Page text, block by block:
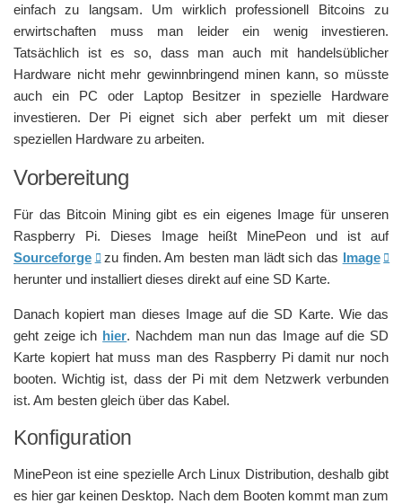
einfach zu langsam. Um wirklich professionell Bitcoins zu
erwirtschaften muss man leider ein wenig investieren.
Tatsächlich ist es so, dass man auch mit handelsüblicher
Hardware nicht mehr gewinnbringend minen kann, so müsste
auch ein PC oder Laptop Besitzer in spezielle Hardware
investieren. Der Pi eignet sich aber perfekt um mit dieser
speziellen Hardware zu arbeiten.
Vorbereitung
Für das Bitcoin Mining gibt es ein eigenes Image für unseren
Raspberry Pi. Dieses Image heißt MinePeon und ist auf
Sourceforge zu finden. Am besten man lädt sich das Image
herunter und installiert dieses direkt auf eine SD Karte.
Danach kopiert man dieses Image auf die SD Karte. Wie das
geht zeige ich hier. Nachdem man nun das Image auf die SD
Karte kopiert hat muss man des Raspberry Pi damit nur noch
booten. Wichtig ist, dass der Pi mit dem Netzwerk verbunden
ist. Am besten gleich über das Kabel.
Konfiguration
MinePeon ist eine spezielle Arch Linux Distribution, deshalb gibt
es hier gar keinen Desktop. Nach dem Booten kommt man zum